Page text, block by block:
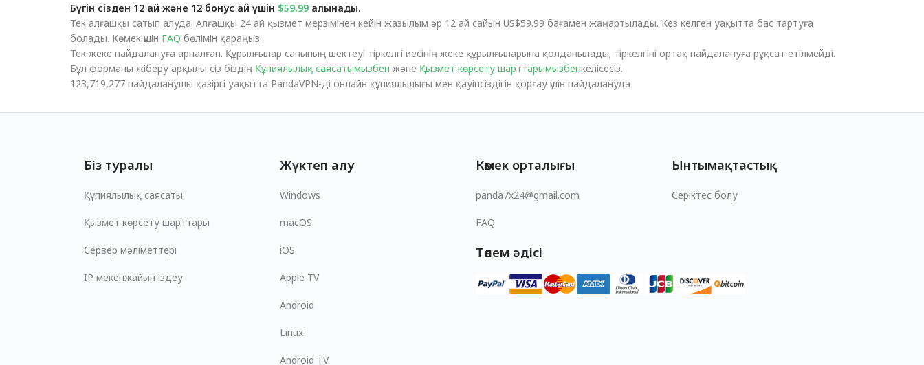
Бүгін сізден 12 ай және 12 бонус ай үшін $59.99 алынады.
Тек алғашқы сатып алуда. Алғашқы 24 ай қызмет мерзімінен кейін жазылым әр 12 ай сайын US$59.99 бағамен жаңартылады. Кез келген уақытта бас тартуға
болады. Көмек үшін FAQ бөлімін қараңыз.
Тек жеке пайдалануға арналған. Құрылғылар санының шектеуі тіркелгі иесінің жеке құрылғыларына қолданылады; тіркелгіні ортақ пайдалануға рұқсат етілмейді.
Бұл форманы жіберу арқылы сіз біздің Құпиялылық саясатымызбен және Қызмет көрсету шарттарымызбенкелісесіз.
123,719,277 пайдаланушы қазіргі уақытта PandaVPN-ді онлайн құпиялылығы мен қауіпсіздігін қорғау үшін пайдалануда
Біз туралы
Құпиялылық саясаты
Қызмет көрсету шарттары
Сервер мәліметтері
IP мекенжайын іздеу
Жүктеп алу
Windows
macOS
iOS
Apple TV
Android
Linux
Android TV
Көмек орталығы
panda7x24@gmail.com
FAQ
Ынтымақтастық
Серіктес болу
Төлем әдісі